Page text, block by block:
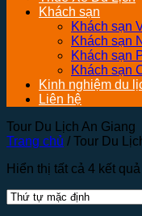
Khách sạn
Khách sạn
Khách sạn
Khách sạn
Khách sạn
Kinh nghiệm du
Liên hệ
Tour Du Lịch An Giang
Trang chủ / Tour Du
Hiển thị tất cả 4 kết quả